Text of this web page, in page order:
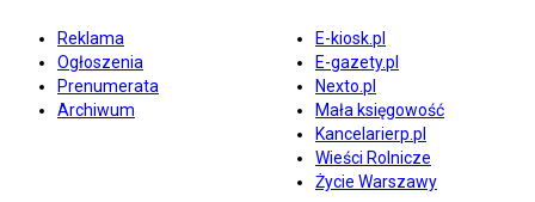
Reklama
Ogłoszenia
Prenumerata
Archiwum
E-kiosk.pl
E-gazety.pl
Nexto.pl
Mała księgowość
Kancelarierp.pl
Wieści Rolnicze
Życie Warszawy